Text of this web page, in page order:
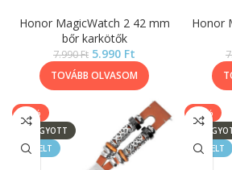
Honor MagicWatch 2 42 mm
bőr karkötők
7.990Ft 5.990 Ft
TOVÁBB OLVASOM
Honor
-25%
ELFOGYOTT
KIEMELT
-25%
KIEMELT